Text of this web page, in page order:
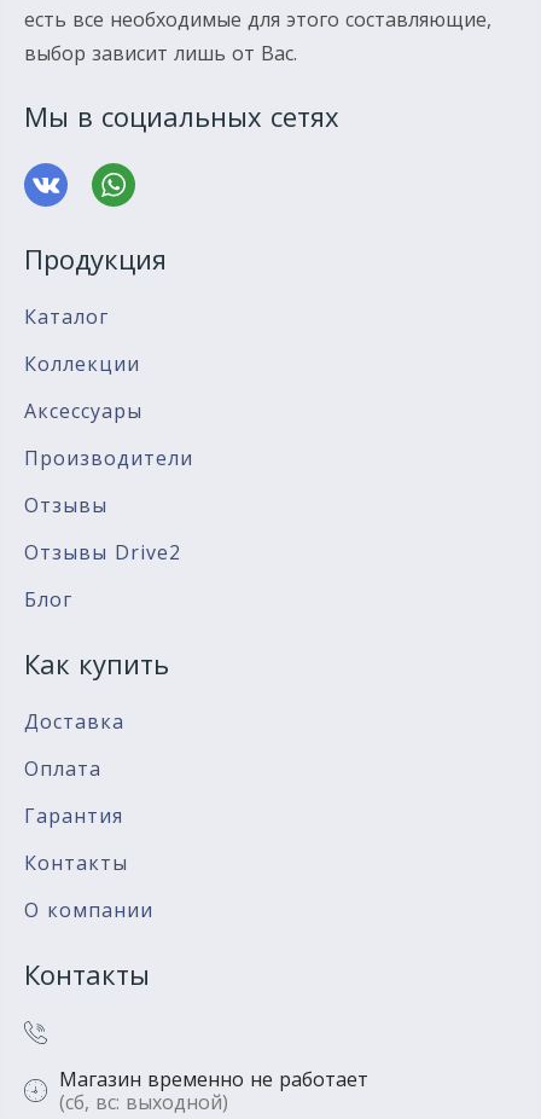
есть все необходимые для этого составляющие,
выбор зависит лишь от Вас.
Мы в социальных сетях
Продукция
Каталог
Коллекции
Аксессуары
Производители
Отзывы
Отзывы Drive2
Блог
Как купить
Доставка
Оплата
Гарантия
Контакты
О компании
Контакты
Магазин временно не работает
(сб, вс: выходной)